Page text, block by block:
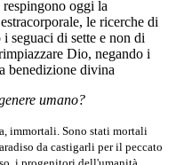
oggi la
le ricerche di
seguaci di sette e non di
Dio, negando i
benedizione divina
umano?
immortali. Sono stati mortali
da castigarli per il peccato